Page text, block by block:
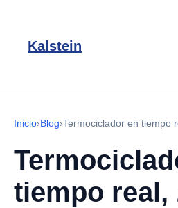
Kalstein
Inicio›Blog›Termociclador en tiempo
tiempo real,